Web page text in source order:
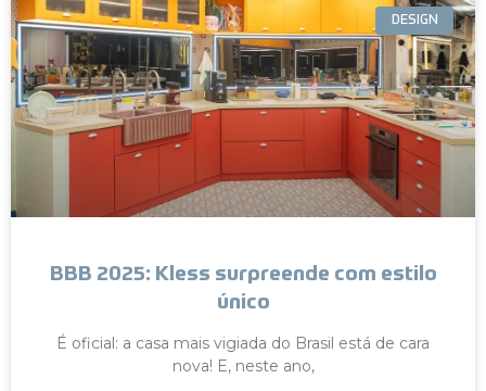
DESIGN
BBB 2025: Kless surpreende com estilo
único
É oficial: a casa mais vigiada do Brasil está de cara
nova! E, neste ano,